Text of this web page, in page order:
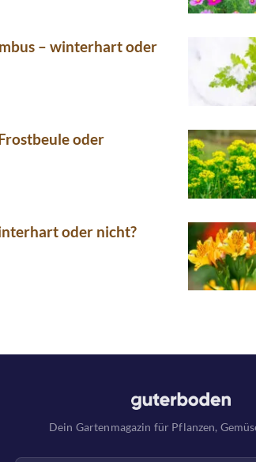
– winterhart oder
oder
oder nicht?
Dein Gartenmagazin für Pflanzen,